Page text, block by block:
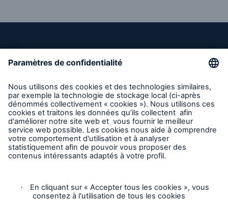
Entreprise
Carrières
Contact
Suivez-nous